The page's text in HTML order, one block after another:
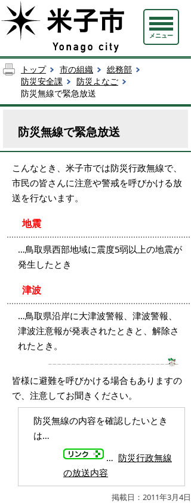
メニュー
トップ 市の組織
総務部
防災安全課
防災よなご
防災無線で緊急放送
防災無線で緊急放送
こんなとき、米子市では防災行政無線で、
市民の皆さんに注意や警戒を呼びかける放
送を行ないます。
地震
…鳥取県西部地域に震度5弱以上の地震が
発生したとき
津波
…鳥取県沿岸に大津波警報、津波警報、
津波注意報が発表されたときと、解除さ
れたとき。
皆様に避難を呼びかける場合もありますの
で、注意してお聞きください。
防災無線の内容を確認したいとき
は…
… 防災行政無線
の放送内容
掲載日：2011年3月4日